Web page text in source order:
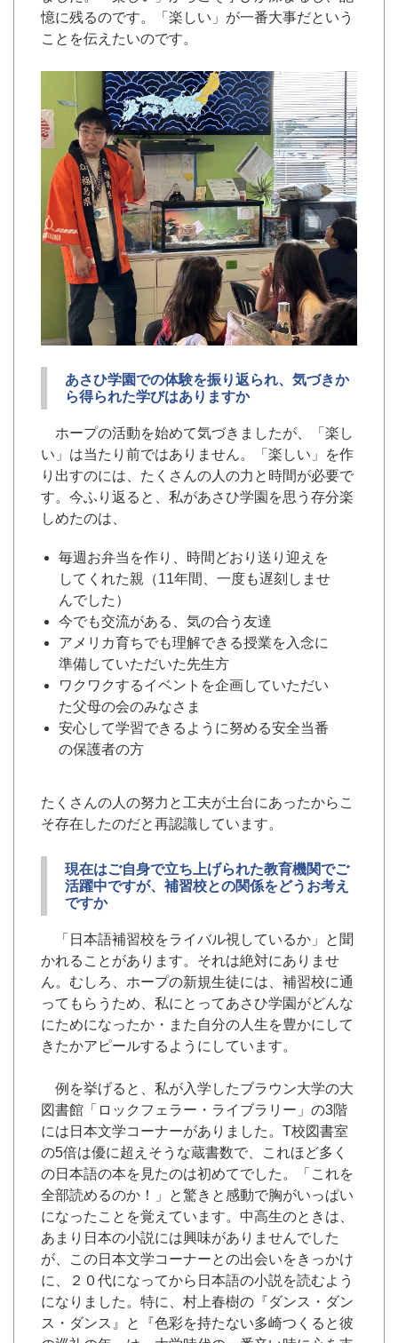
憶に残るのです。「楽しい」が一番大事だという
ことを伝えたいのです。
あさひ学園での体験を振り返られ、気づきか
ら得られた学びはありますか
ホープの活動を始めて気づきましたが、「楽し
い」は当たり前ではありません。「楽しい」を作
り出すのには、たくさんの人の力と時間が必要で
す。今ふり返ると、私があさひ学園を思う存分楽
しめたのは、
毎週お弁当を作り、時間どおり送り迎えを
してくれた親（11年間、一度も遅刻しませ
んでした）
今でも交流がある、気の合う友達
アメリカ育ちでも理解できる授業を入念に
準備していただいた先生方
ワクワクするイベントを企画していただい
た父母の会のみなさま
安心して学習できるように努める安全当番
の保護者の方
たくさんの人の努力と工夫が土台にあったからこ
そ存在したのだと再認識しています。
現在はご自身で立ち上げられた教育機関でご
活躍中ですが、補習校との関係をどうお考え
ですか
「日本語補習校をライバル視しているか」と聞
かれることがあります。それは絶対にありませ
ん。むしろ、ホープの新規生徒には、補習校に通
ってもらうため、私にとってあさひ学園がどんな
にためになったか・また自分の人生を豊かにして
きたかアピールするようにしています。
例を挙げると、私が入学したブラウン大学の大
図書館「ロックフェラー・ライブラリー」の3階
には日本文学コーナーがありました。T校図書室
の5倍は優に超えそうな蔵書数で、これほど多く
の日本語の本を見たのは初めてでした。「これを
全部読めるのか！」と驚きと感動で胸がいっぱい
になったことを覚えています。中高生のときは、
あまり日本の小説には興味がありませんでした
が、この日本文学コーナーとの出会いをきっかけ
に、２０代になってから日本語の小説を読むよう
になりました。特に、村上春樹の『ダンス・ダン
ス・ダンス』と『色彩を持たない多崎つくると彼